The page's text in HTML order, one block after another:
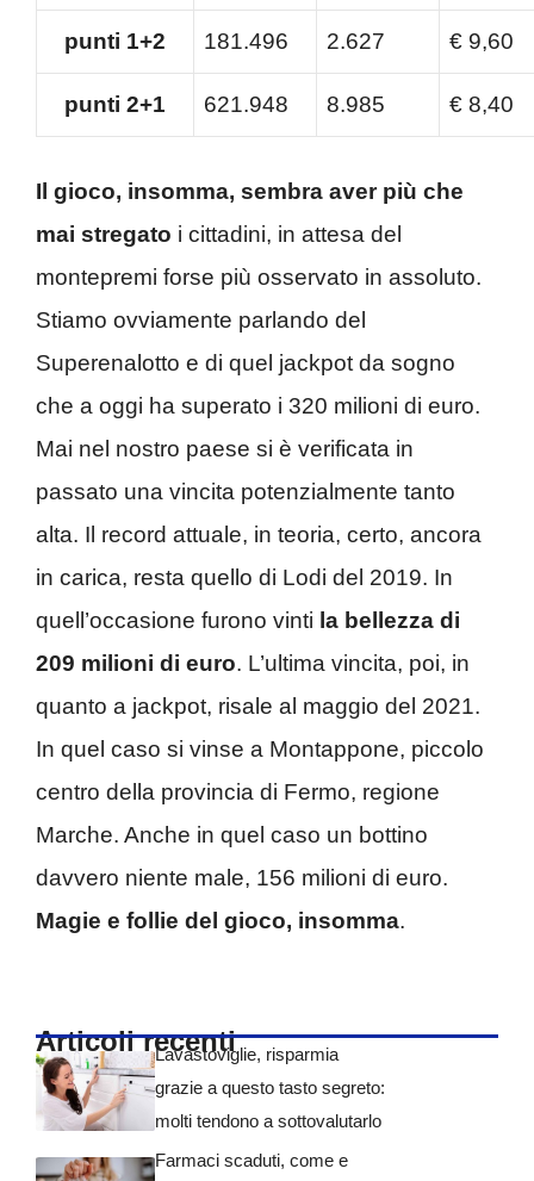
punti 1+2 181.496 2.627 € 9,60
punti 2+1 621.948 8.985 € 8,40
Il gioco, insomma, sembra aver più che
mai stregato i cittadini, in attesa del
montepremi forse più osservato in assoluto.
Stiamo ovviamente parlando del
Superenalotto e di quel jackpot da sogno
che a oggi ha superato i 320 milioni di euro.
Mai nel nostro paese si è verificata in
passato una vincita potenzialmente tanto
alta. Il record attuale, in teoria, certo, ancora
in carica, resta quello di Lodi del 2019. In
quell’occasione furono vinti la bellezza di
209 milioni di euro. L’ultima vincita, poi, in
quanto a jackpot, risale al maggio del 2021.
In quel caso si vinse a Montappone, piccolo
centro della provincia di Fermo, regione
Marche. Anche in quel caso un bottino
davvero niente male, 156 milioni di euro.
Magie e follie del gioco, insomma.
Articoli recentiLavastoviglie, risparmia
grazie a questo tasto segreto:
molti tendono a sottovalutarlo
Farmaci scaduti, come e